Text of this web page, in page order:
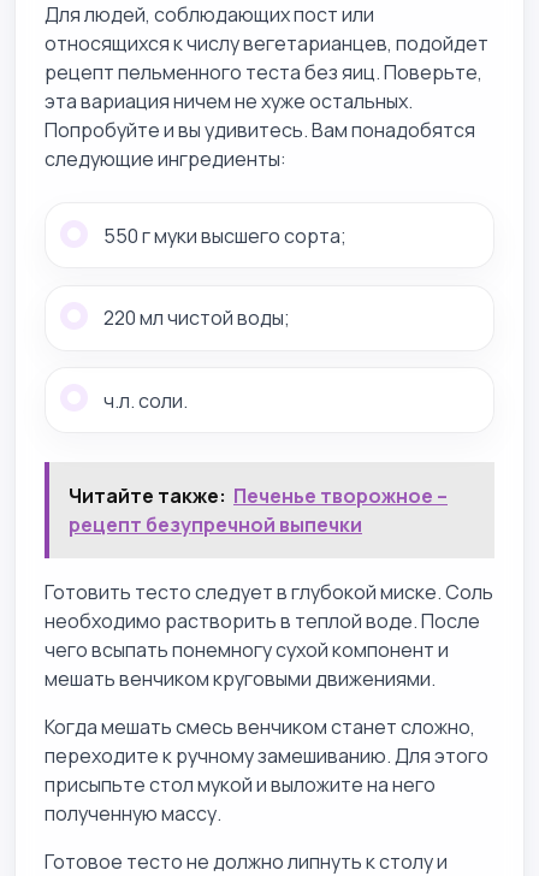
Для людей, соблюдающих пост или
относящихся к числу вегетарианцев, подойдет
рецепт пельменного теста без яиц. Поверьте,
эта вариация ничем не хуже остальных.
Попробуйте и вы удивитесь. Вам понадобятся
следующие ингредиенты:
550 г муки высшего сорта;
220 мл чистой воды;
ч.л. соли.
Читайте также: Печенье творожное –
рецепт безупречной выпечки
Готовить тесто следует в глубокой миске. Соль
необходимо растворить в теплой воде. После
чего всыпать понемногу сухой компонент и
мешать венчиком круговыми движениями.
Когда мешать смесь венчиком станет сложно,
переходите к ручному замешиванию. Для этого
присыпьте стол мукой и выложите на него
полученную массу.
Готовое тесто не должно липнуть к столу и